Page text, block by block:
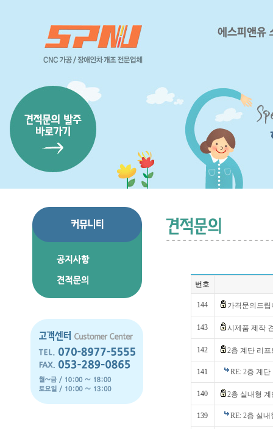
번호
144 가격문의드
143 시제품 제작
142 2층 계단 리
141 RE: 2층 계
140 2층 실내형
139 RE: 2층 실